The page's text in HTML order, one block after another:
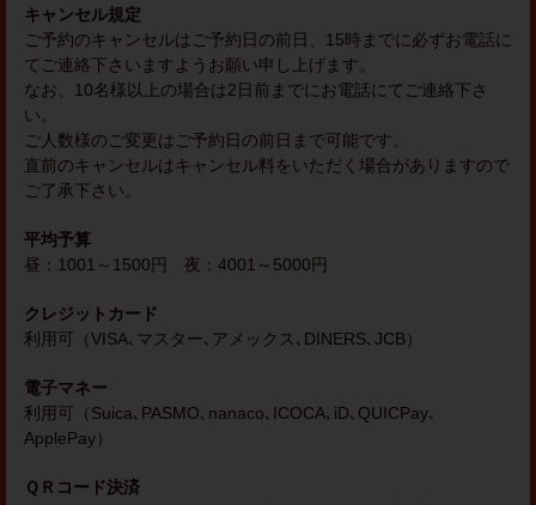
キャンセル規定
ご予約のキャンセルはご予約日の前日、15時までに必ずお電話に
てご連絡下さいますようお願い申し上げます。
なお、10名様以上の場合は2日前までにお電話にてご連絡下さ
い。
ご人数様のご変更はご予約日の前日まで可能です。
直前のキャンセルはキャンセル料をいただく場合がありますので
ご了承下さい。
平均予算
昼：1001～1500円 夜：4001～5000円
クレジットカード
利用可（VISA､マスター､アメックス､DINERS､JCB）
電子マネー
利用可（Suica､PASMO､nanaco､ICOCA､iD､QUICPay､
ApplePay）
ＱＲコード決済